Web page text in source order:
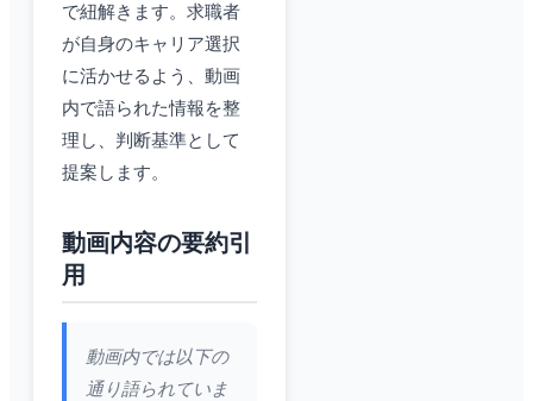
で紐解きます。求職者
が自身のキャリア選択
に活かせるよう、動画
内で語られた情報を整
理し、判断基準として
提案します。
動画内容の要約引
用
動画内では以下の
通り語られていま